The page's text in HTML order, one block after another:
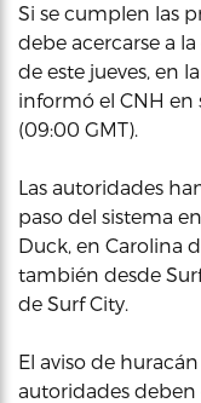
Si se cumplen las
debe acercarse a
de este jueves, en
informó el CNH en
(09:00 GMT).
Las autoridades
paso del sistema
Duck, en Carolina
también desde
de Surf City.
El aviso de
autoridades